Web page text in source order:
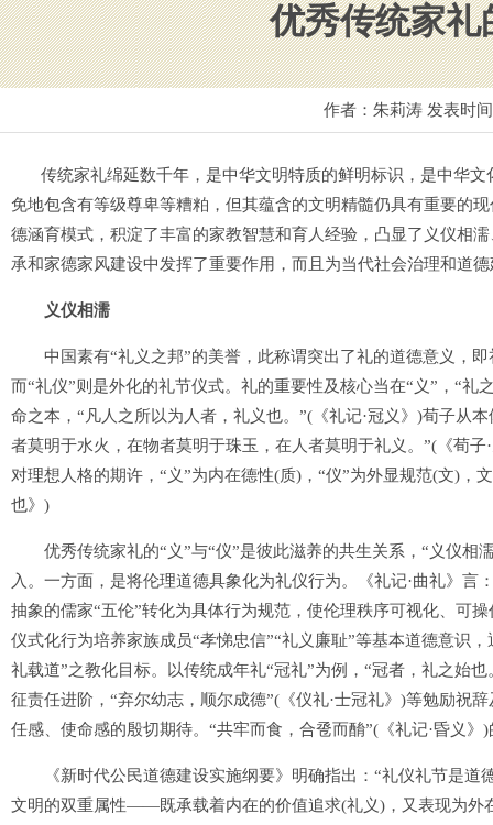
优秀传统家礼
作者：朱莉涛 发表时
传统家礼绵延数千年，是中华文明特质的鲜明标识，是中华文
免地包含有等级尊卑等糟粕，但其蕴含的文明精髓仍具有重要的
德涵育模式，积淀了丰富的家教智慧和育人经验，凸显了义仪相
承和家德家风建设中发挥了重要作用，而且为当代社会治理和道
义仪相濡
中国素有“礼义之邦”的美誉，此称谓突出了礼的道德意义，即
而“礼仪”则是外化的礼节仪式。礼的重要性及核心当在“义”，“
命之本，“凡人之所以为人者，礼义也。”(《礼记·冠义》)荀子从
者莫明于水火，在物者莫明于珠玉，在人者莫明于礼义。”(《荀
对理想人格的期许，“义”为内在德性(质)，“仪”为外显规范(文)，
也》)
优秀传统家礼的“义”与“仪”是彼此滋养的共生关系，“义仪相
入。一方面，是将伦理道德具象化为礼仪行为。《礼记·曲礼》
抽象的儒家“五伦”转化为具体行为规范，使伦理秩序可视化、可
仪式化行为培养家族成员“孝悌忠信”“礼义廉耻”等基本道德意识
礼载道”之教化目标。以传统成年礼“冠礼”为例，“冠者，礼之始
征责任进阶，“弃尔幼志，顺尔成德”(《仪礼·士冠礼》)等勉励祝
任感、使命感的殷切期待。“共牢而食，合卺而酳”(《礼记·昏义
《新时代公民道德建设实施纲要》明确指出：“礼仪礼节是道
文明的双重属性——既承载着内在的价值追求(礼义)，又表现为外